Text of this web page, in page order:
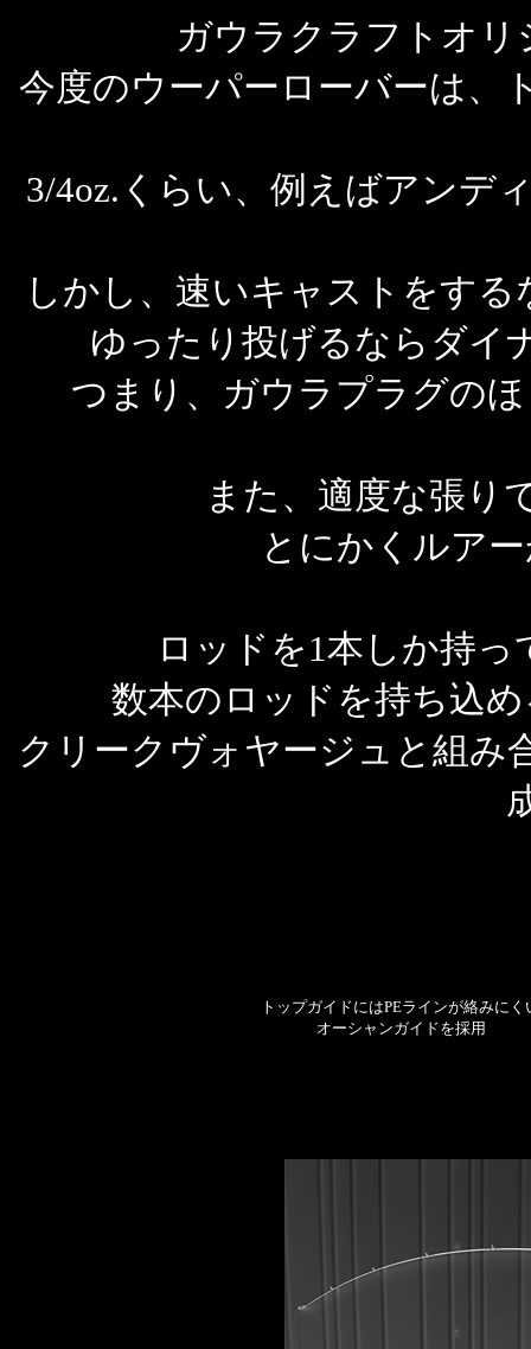
ガウラクラフトオ
今度のウーパーローバーは、
3/4oz.くらい、例えばアンデ
しかし、速いキャストをす
ゆったり投げるならダイ
つまり、ガウラプラグの
また、適度な張り
とにかくルア
ロッドを1本しか持
数本のロッドを持ち込
クリークヴォヤージュと組み
トップガイドにはPEラインが絡みにく
オーシャンガイドを採用